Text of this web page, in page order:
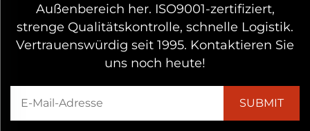
Außenbereich her. ISO9001-zertifiziert,
strenge Qualitätskontrolle, schnelle Logistik.
Vertrauenswürdig seit 1995. Kontaktieren Sie
uns noch heute!